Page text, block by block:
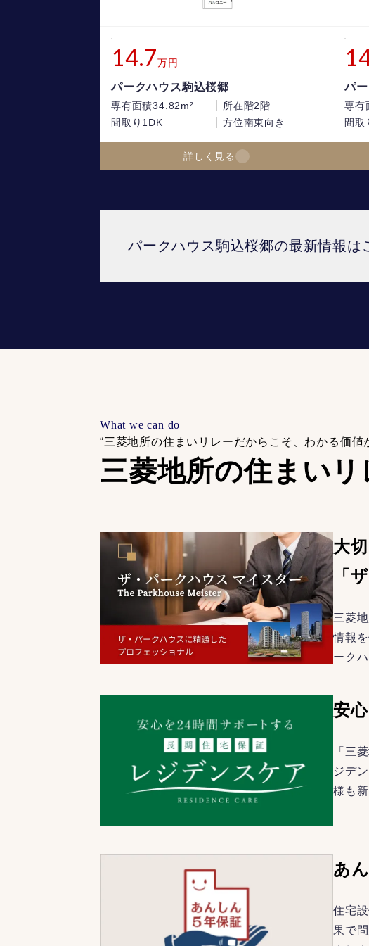
14.7万円
パークハウス駒込桜郷
専有面積34.82m² 所在階2階
間取り 1DK 方位南東向き
詳しく見る
パ
専有
間取
パークハウス駒込桜郷の最新情報は
What we can do
“三菱地所の住まいリレーだからこそ、 わかる価値
三菱地所の住まい
大
「
三菱
情報
ーク
安
「三
ジデ
様も
あ
住宅
果で